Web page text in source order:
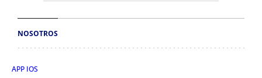
NOSOTROS
APP IOS